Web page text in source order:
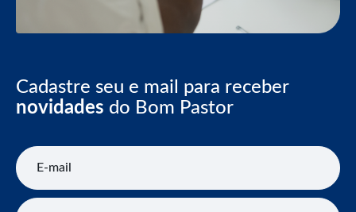
Cadastre seu e mail para receber
novidades do Bom Pastor
E-mail
Nome